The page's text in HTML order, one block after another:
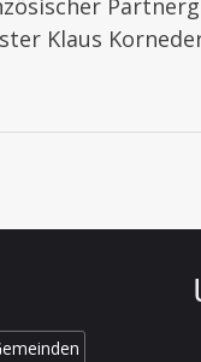
Klaus